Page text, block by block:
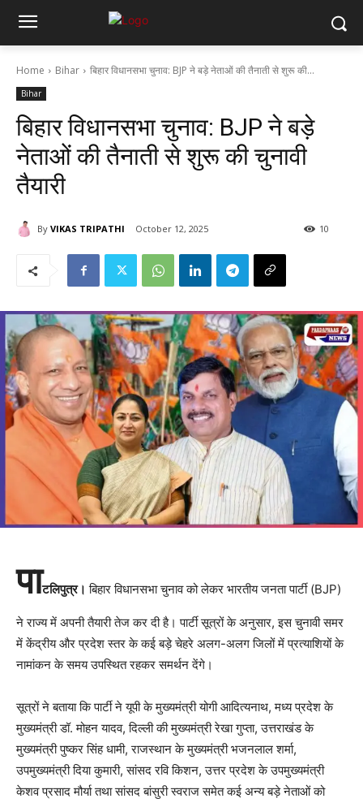
Home Bihar बिहार विधानसभा चुनाव: BJP ने बड़े नेताओं की तैनाती से शुरू की...
Bihar
बिहार विधानसभा चुनाव: BJP ने बड़े
नेताओं की तैनाती से शुरू की चुनावी
तैयारी
By VIKAS TRIPATHI October 12, 2025 10
पाटलिपुत्र। बिहार विधानसभा चुनाव को लेकर भारतीय जनता पार्टी (BJP)
ने राज्य में अपनी तैयारी तेज कर दी है। पार्टी सूत्रों के अनुसार, इस चुनावी समर
में केंद्रीय और प्रदेश स्तर के कई बड़े चेहरे अलग-अलग जिलों में प्रत्याशियों के
नामांकन के समय उपस्थित रहकर समर्थन देंगे।
सूत्रों ने बताया कि पार्टी ने यूपी के मुख्यमंत्री योगी आदित्यनाथ, मध्य प्रदेश के
मुख्यमंत्री डॉ. मोहन यादव, दिल्ली की मुख्यमंत्री रेखा गुप्ता, उत्तराखंड के
मुख्यमंत्री पुष्कर सिंह धामी, राजस्थान के मुख्यमंत्री भजनलाल शर्मा,
उपमुख्यमंत्री दिया कुमारी, सांसद रवि किशन, उत्तर प्रदेश के उपमुख्यमंत्री
केशव प्रसाद मौर्या तथा सांसद बांसुरी स्वराज समेत कई अन्य बड़े नेताओं को